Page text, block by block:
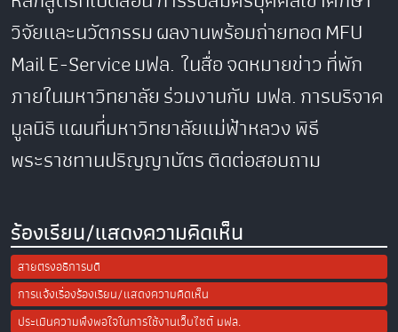
วิจัยและนวัตกรรมผลงานพร้อมถ่ายทอดMFU
MailE-Serviceมฟล. ในสื่อจดหมายข่าวที่พัก
ภายในมหาวิทยาลัยร่วมงานกับ มฟล.การบริจาค
มูลนิธิแผนที่มหาวิทยาลัยแม่ฟ้าหลวงพิธี
พระราชทานปริญญาบัตรติดต่อสอบถาม
ร้องเรียน/แสดงความคิดเห็น
สายตรงอธิการบดี
การแจ้งเรื่องร้องเรียน/แสดงความคิดเห็น
ประเมินความพึงพอใจในการใช้งานเว็บไซต์ มฟล.